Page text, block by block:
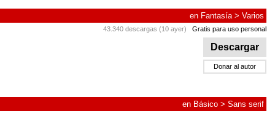
en Fantasía> Varios
43.340 descargas (10 ayer) Gratis para uso personal
Descargar
Donar al autor
en Básico > Sans serif